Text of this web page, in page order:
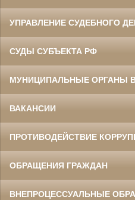
УПРАВЛЕНИЕ СУДЕБНОГО
СУДЫ СУБЪЕКТА РФ
МУНИЦИПАЛЬНЫЕ ОРГАНЫ
ВАКАНСИИ
ПРОТИВОДЕЙСТВИЕ
ОБРАЩЕНИЯ ГРАЖДАН
ВНЕПРОЦЕССУАЛЬНЫЕ